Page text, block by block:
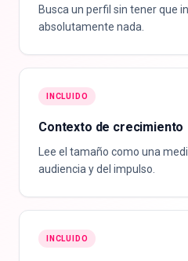
Busca un perfil sin tener que
absolutamente nada.
INCLUIDO
Contexto de crecimiento
Lee el tamaño como una
audiencia y del impulso.
INCLUIDO